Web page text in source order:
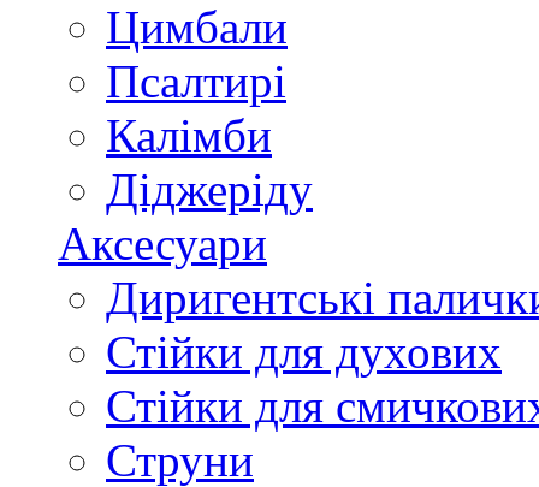
Цимбали
Псалтирі
Калімби
Діджеріду
Аксесуари
Диригентські
Стійки для духових
Стійки для
Струни